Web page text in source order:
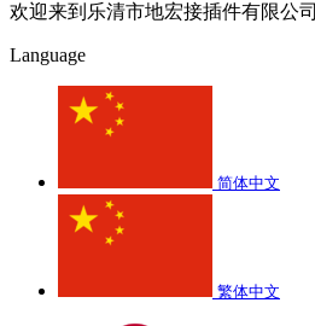
欢迎来到乐清市地宏接插件有限公司
Language
简体中文
繁体中文